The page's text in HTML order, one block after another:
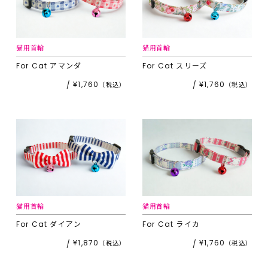
For Cat アマンダ
¥1,760
猫用首輪
For Cat スリーズ
¥1,760
猫用首輪
For Cat ダイアン
¥1,870
猫用首輪
For Cat ライカ
¥1,760
猫用首輪